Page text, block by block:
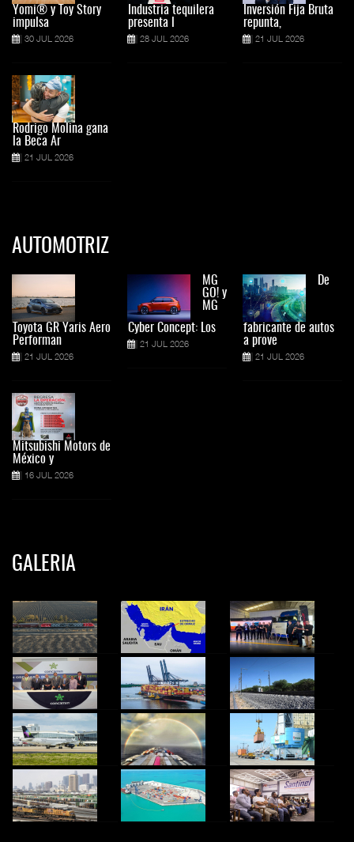
Yomi® y Toy Story
impulsa
30 JUL 2026
Rodrigo Molina gana
la Beca Ar
21 JUL 2026
Industria tequilera
presenta l
28 JUL 2026
Inversión Fija Bruta
repunta,
21 JUL 2026
AUTOMOTRIZ
Toyota GR Yaris Aero
Performan
21 JUL 2026
Mitsubishi Motors de
México y
16 JUL 2026
MG
GO! y
MG
Cyber Concept: Los
21 JUL 2026
De
fabricante de autos
a prove
21 JUL 2026
GALERIA